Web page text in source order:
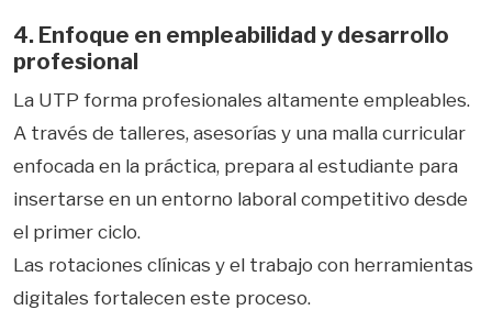
4. Enfoque en empleabilidad y desarrollo
profesional
La UTP forma profesionales altamente empleables.
A través de talleres, asesorías y una malla curricular
enfocada en la práctica, prepara al estudiante para
insertarse en un entorno laboral competitivo desde
el primer ciclo.
Las rotaciones clínicas y el trabajo con herramientas
digitales fortalecen este proceso.